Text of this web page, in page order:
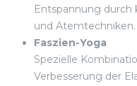
Entspannung durch
und Atemtechniken.
Faszien-Yoga
Spezielle
Verbesserung der